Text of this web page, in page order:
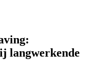
langwerkende